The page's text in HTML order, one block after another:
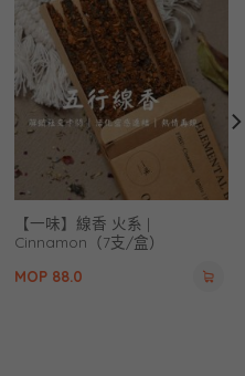
【一味】線香 火系 |
Cinnamon（7支/盒）
MOP 88.0